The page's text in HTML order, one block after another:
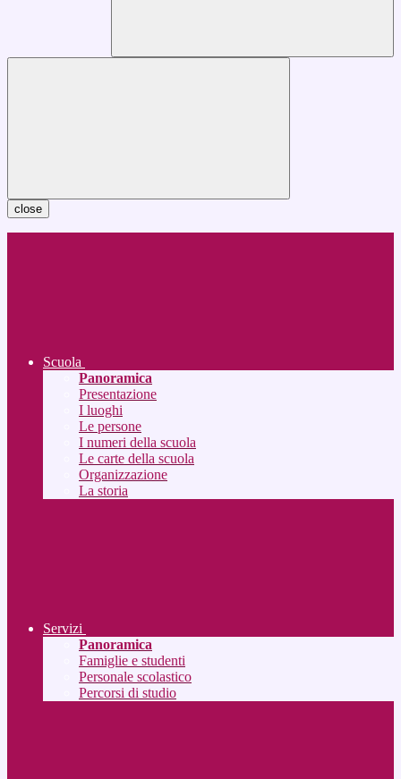
close
Scuola
Panoramica
Presentazione
I luoghi
Le persone
I numeri della scuola
Le carte della scuola
Organizzazione
La storia
Servizi
Panoramica
Famiglie e studenti
Personale scolastico
Percorsi di studio